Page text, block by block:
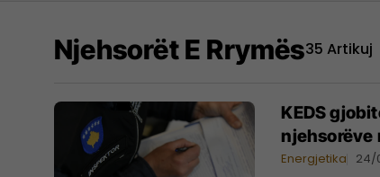
Njehsorët E Rrymës35 Artikuj
KEDS
njehsorëve
Energjetika 24/